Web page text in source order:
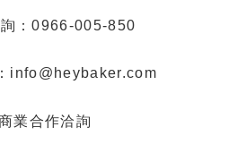
：0966-005-850
info@heybaker.com
業合作洽詢